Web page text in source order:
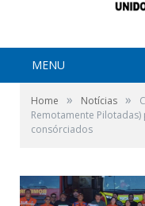
MENU
Home » Notícias »
Remotamente
consórciados